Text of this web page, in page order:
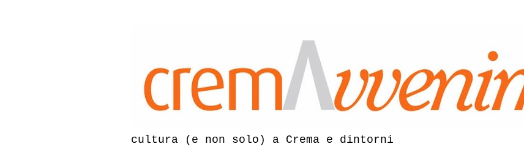
cultura (e non solo) a Crema e dintorni